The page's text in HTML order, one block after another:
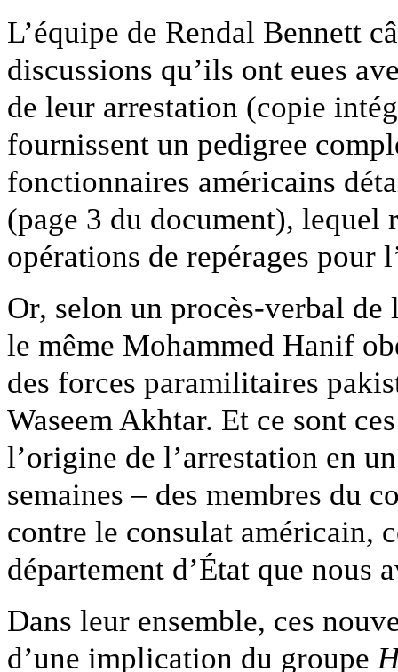
L’équipe de Rendal Bennett
discussions qu’ils ont eues
de leur arrestation (copie
fournissent un pedigree
fonctionnaires américains
(page 3 du document), lequel
opérations de repérages pour
Or, selon un procès-verbal
le même Mohammed Hanif
des forces paramilitaires
Waseem Akhtar. Et ce sont
l’origine de l’arrestation en
semaines – des membres du
contre le consulat américain,
département d’État que nous
Dans leur ensemble, ces
d’une implication du groupe